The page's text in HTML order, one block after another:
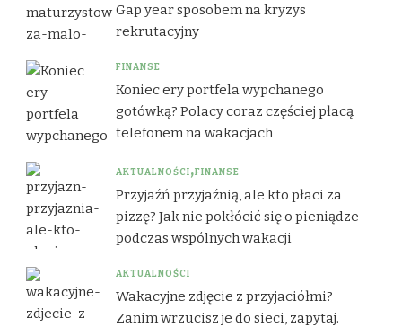
Gap year sposobem na kryzys
rekrutacyjny
FINANSE
Koniec ery portfela wypchanego
gotówką? Polacy coraz częściej płacą
telefonem na wakacjach
AKTUALNOŚCI FINANSE
Przyjaźń przyjaźnią, ale kto płaci za
pizzę? Jak nie pokłócić się o pieniądze
podczas wspólnych wakacji
AKTUALNOŚCI
Wakacyjne zdjęcie z przyjaciółmi?
Zanim wrzucisz je do sieci, zapytaj.